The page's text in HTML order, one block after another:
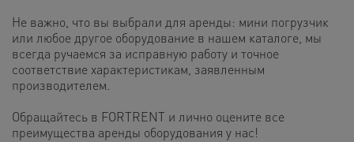
Не важно, что вы выбрали для аренды: мини погрузчик
или любое другое оборудование в нашем каталоге, мы
всегда ручаемся за исправную работу и точное
соответствие характеристикам, заявленным
производителем.
Обращайтесь в FORTRENT и лично оцените все
преимущества аренды оборудования у нас!